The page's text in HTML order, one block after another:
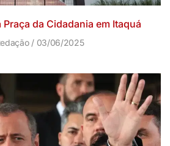
da Cidadania em Itaquá
03/06/2025